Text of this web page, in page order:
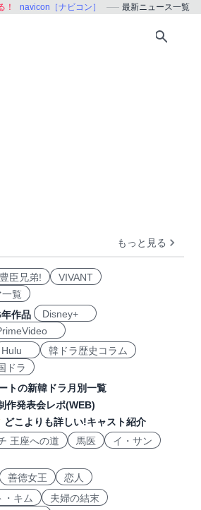
！ navicon［ナビコン］ 最新ニュース一覧
もっと見る
臣兄弟!
VIVANT
覧
作品
Disney+
Hulu
韓ドラ歴史コラム
ドラ
トの新韓ドラ月別一覧
作発表会レポ(WEB)
どこよりも詳しい!キャスト紹介
王座への道 馬医
イ・サン
善徳女王
恋人
・キム
夫婦の結末